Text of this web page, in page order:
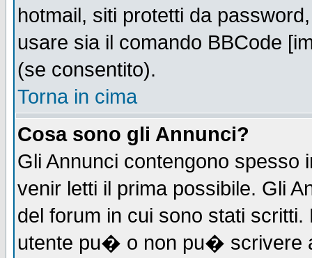
hotmail, siti protetti da
usare sia il comando BBCode
(se consentito).
Torna in cima
Cosa sono gli Annunci?
Gli Annunci contengono spesso
venir letti il prima possibile. Gli
del forum in cui sono stati
utente pu� o non pu� scrivere